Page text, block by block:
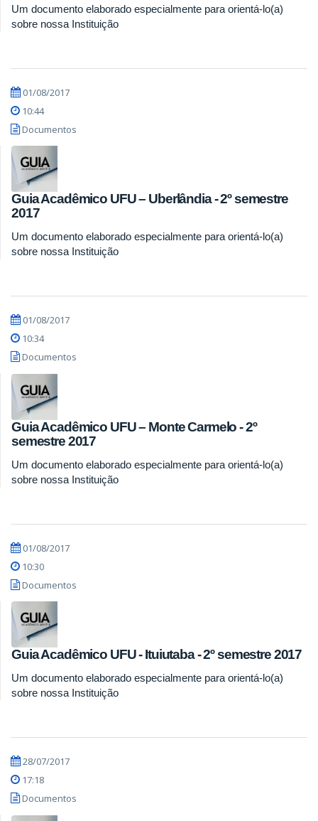
Um documento elaborado especialmente para orientá-lo(a)
sobre nossa Instituição
01/08/2017
10:44
Documentos
Guia Acadêmico UFU – Uberlândia - 2º semestre
2017
Um documento elaborado especialmente para orientá-lo(a)
sobre nossa Instituição
01/08/2017
10:34
Documentos
Guia Acadêmico UFU – Monte Carmelo - 2º
semestre 2017
Um documento elaborado especialmente para orientá-lo(a)
sobre nossa Instituição
01/08/2017
10:30
Documentos
Guia Acadêmico UFU - Ituiutaba - 2º semestre 2017
Um documento elaborado especialmente para orientá-lo(a)
sobre nossa Instituição
28/07/2017
17:18
Documentos